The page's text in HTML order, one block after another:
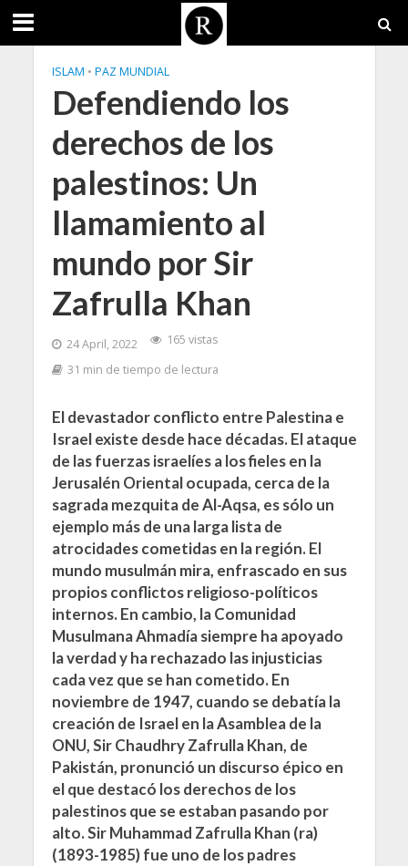
ISLAM • PAZ MUNDIAL
Defendiendo los
derechos de los
palestinos: Un
llamamiento al
mundo por Sir
Zafrulla Khan
24 April, 2022
165 vistas
31 min de tiempo de lectura
El devastador conflicto entre Palestina e
Israel existe desde hace décadas. El ataque
de las fuerzas israelíes a los fieles en la
Jerusalén Oriental ocupada, cerca de la
sagrada mezquita de Al-Aqsa, es sólo un
ejemplo más de una larga lista de
atrocidades cometidas en la región. El
mundo musulmán mira, enfrascado en sus
propios conflictos religioso-políticos
internos. En cambio, la Comunidad
Musulmana Ahmadía siempre ha apoyado
la verdad y ha rechazado las injusticias
cada vez que se han cometido. En
noviembre de 1947, cuando se debatía la
creación de Israel en la Asamblea de la
ONU, Sir Chaudhry Zafrulla Khan, de
Pakistán, pronunció un discurso épico en
el que destacó los derechos de los
palestinos que se estaban pasando por
alto. Sir Muhammad Zafrulla Khan (ra)
(1893-1985) fue uno de los padres